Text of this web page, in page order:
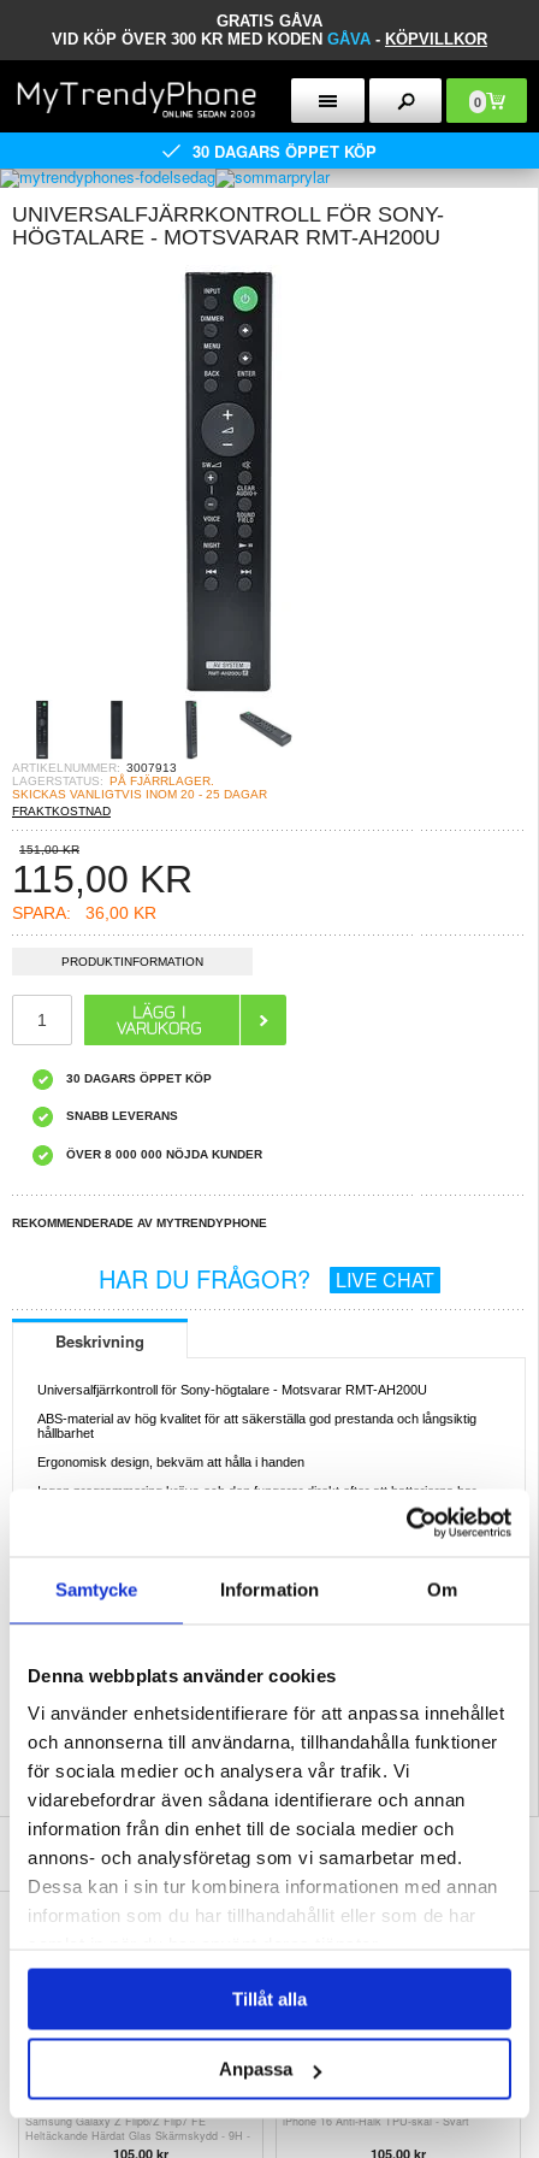
Samtycke Information Om
Denna webbplats använder cookies
Vi använder enhetsidentifierare för att anpassa innehållet
och annonserna till användarna, tillhandahålla funktioner
för sociala medier och analysera vår trafik. Vi
vidarebefordrar även sådana identifierare och annan
information från din enhet till de sociala medier och
annons- och analysföretag som vi samarbetar med.
Dessa kan i sin tur kombinera informationen med annan
information som du har tillhandahållit eller som de har
Tillåt alla
Anpassa
GRATIS GÅVA
VID KÖP ÖVER 300 KR MED KODEN GÅVA - KÖPVILLKOR
0
30 DAGARS ÖPPET KÖP
UNIVERSALFJÄRRKONTROLL FÖR SONY-
HÖGTALARE - MOTSVARAR RMT-AH200U
ARTIKELNUMMER: 3007913
LAGERSTATUS: PÅ FJÄRRLAGER.
SKICKAS VANLIGTVIS INOM 20 - 25 DAGAR
FRAKTKOSTNAD
151,00 KR
115,00 KR
SPARA: 36,00 KR
PRODUKTINFORMATION
30 DAGARS ÖPPET KÖP
SNABB LEVERANS
ÖVER 8 000 000 NÖJDA KUNDER
REKOMMENDERADE AV MYTRENDYPHONE
HAR DU FRÅGOR? LIVE CHAT
Beskrivning
Universalfjärrkontroll för Sony-högtalare - Motsvarar RMT-AH200U
ABS-material av hög kvalitet för att säkerställa god prestanda och långsiktig
hållbarhet
Ergonomisk design, bekväm att hålla i handen
Ingen programmering krävs och den fungerar direkt efter att batterierna har
Specifikationer:
Strömförsörjning: 2*AAA-batterier (batteri ingår ej)
EAN: 5714122463227
Relaterade kategorier:Ljud och bild,Tv tillbehör, Fjärrkontroller
ANDRA KUNDER HAR OCKSÅ KÖPT
Series Hybrid Skal - Guld
- Genomskinlig
Samsung Galaxy Z Flip6/Z Flip7 FE
Heltäckande Härdat Glas Skärmskydd - 9H -
105,00 kr
iPhone 16 Anti-Halk TPU-skal - Svart
105,00 kr